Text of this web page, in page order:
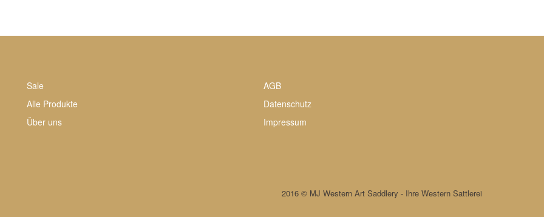
Sale
Alle Produkte
Über uns
AGB
Datenschutz
Impressum
2016 © MJ Western Art Saddlery - Ihre Western Sattlerei